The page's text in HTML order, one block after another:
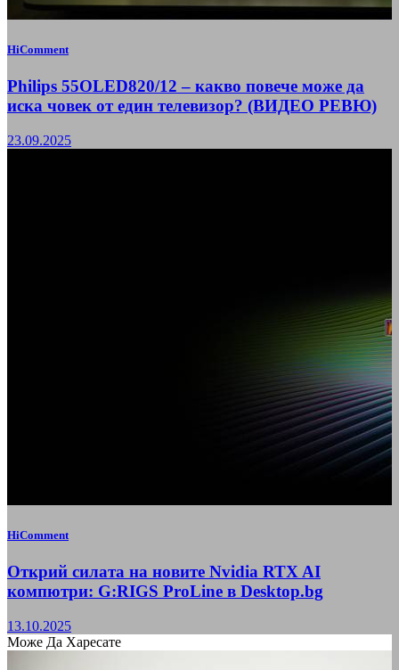
HiComment
Philips 55OLED820/12 – какво повече може да
иска човек от един телевизор? (ВИДЕО РЕВЮ)
23.09.2025
HiComment
Открий силата на новите Nvidia RTX AI
компютри: G:RIGS ProLine в Desktop.bg
13.10.2025
Може Да Харесате